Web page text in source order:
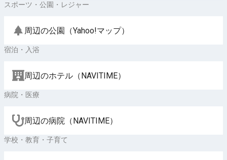
スポーツ・公園・レジャー
周辺の公園（Yahoo!マップ）
宿泊・入浴
周辺のホテル（NAVITIME）
病院・医療
周辺の病院（NAVITIME）
学校・教育・子育て